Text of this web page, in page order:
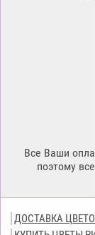
Все Ваши
поэтому
ДОСТАВКА